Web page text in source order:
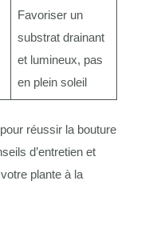
Favoriser un
substrat drainant
et lumineux, pas
en plein soleil